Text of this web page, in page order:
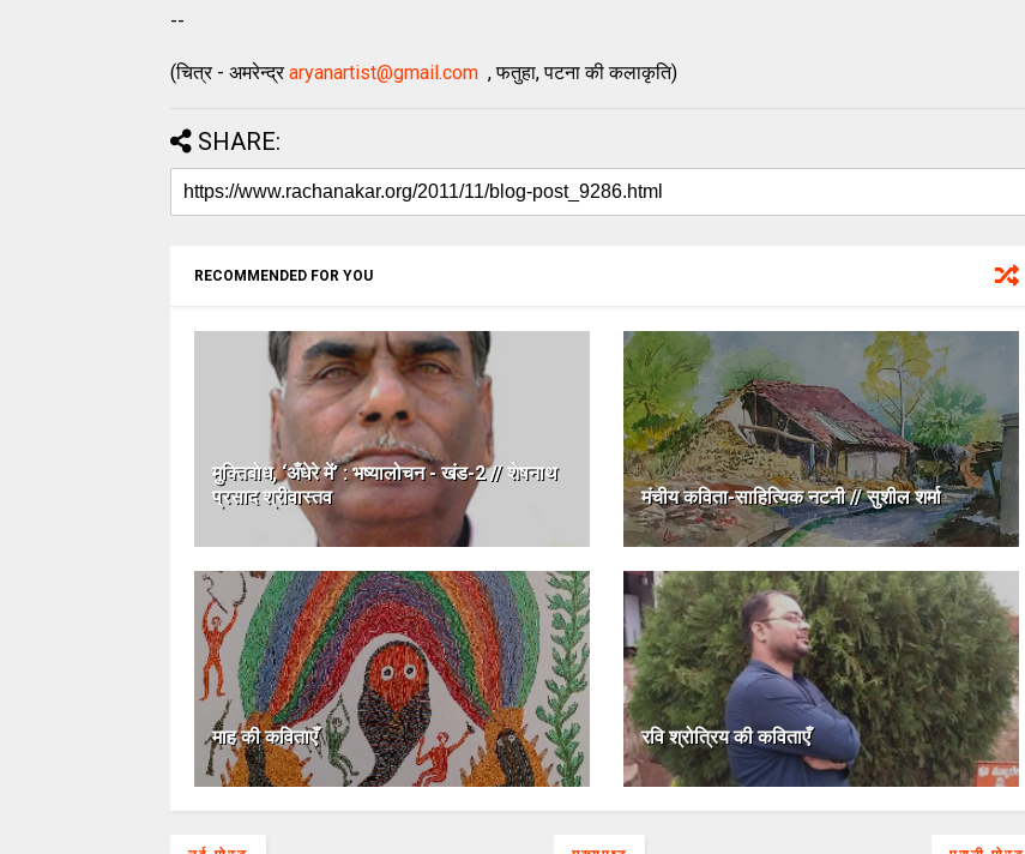
--
(चित्र - अमरेन्द्रaryanartist@gmail.com , फतुहा, पटना की कलाकृति)
SHARE:
RECOMMENDED FOR YOU
मुक्तिबोध, ‘अँधेरे में’ : भष्यालोचन - खंड-2 // शेषनाथ
प्रसाद श्रीवास्तव
मंचीय कविता-साहित्यिक नटनी // सुशील शर्मा
माह की कविताएँ रवि श्रोत्रिय की कविताएँ